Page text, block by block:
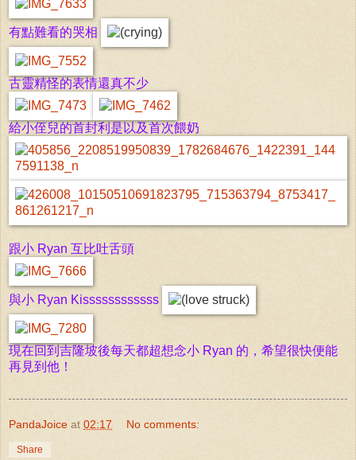
有點難看的哭相
古靈精怪的表情還真不少
給小侄兒的首封利是以及首次餵奶
跟小 Ryan 互比吐舌頭
與小 Ryan Kissssssssssss
現在回到吉隆坡後每天都超想念小 Ryan 的，希望很快便能
再見到他！
PandaJoice at 02:17 No comments:
Share